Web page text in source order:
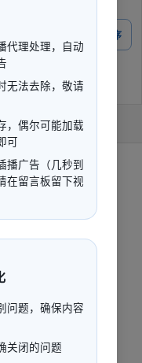
倒序
、动漫等内容。
代理处理，自动
无法去除，敬请
，偶尔可能加载
可
播广告（几秒到
在留言板留下视
问题，确保内容
关闭的问题